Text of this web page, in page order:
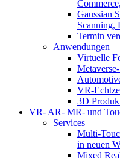
Gaussian
Scanning,
Termin
Anwendungen
Virtuelle
VR-
3D
VR- AR- MR- und
Services
Multi-
in neuen
Mixed